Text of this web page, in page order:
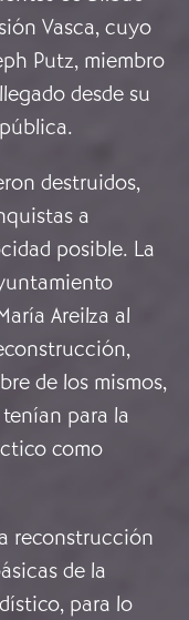
Vasca, cuyo
Putz, miembro
desde su
destruidos,
a
posible. La
Areilza al
de los mismos,
para la
como
reconstrucción
de la
para lo